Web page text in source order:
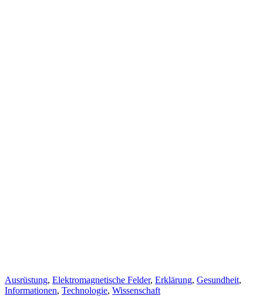
Cat
Links
Ausrüstung, Elektromagnetische Felder, Erklärung, Gesundheit,
Informationen, Technologie, Wissenschaft